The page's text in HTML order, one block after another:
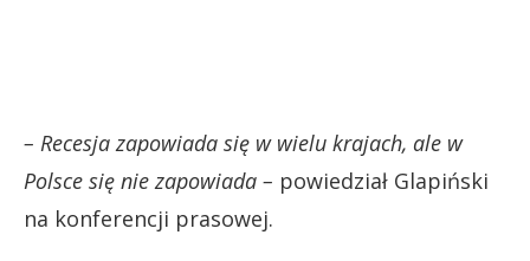
– Recesja zapowiada się w wielu krajach, ale w
Polsce się nie zapowiada – powiedział Glapiński
na konferencji prasowej.